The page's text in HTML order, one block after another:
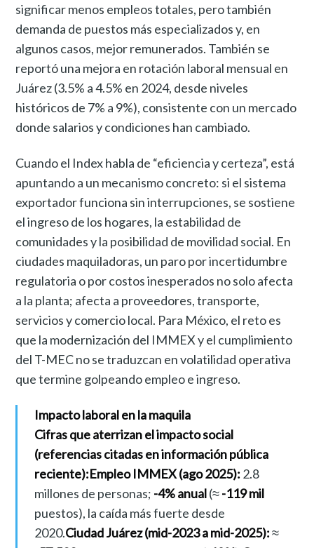
significar menos empleos totales, pero también
demanda de puestos más especializados y, en
algunos casos, mejor remunerados. También se
reportó una mejora en rotación laboral mensual en
Juárez (3.5% a 4.5% en 2024, desde niveles
históricos de 7% a 9%), consistente con un mercado
donde salarios y condiciones han cambiado.
Cuando el Index habla de “eficiencia y certeza”, está
apuntando a un mecanismo concreto: si el sistema
exportador funciona sin interrupciones, se sostiene
el ingreso de los hogares, la estabilidad de
comunidades y la posibilidad de movilidad social. En
ciudades maquiladoras, un paro por incertidumbre
regulatoria o por costos inesperados no solo afecta
a la planta; afecta a proveedores, transporte,
servicios y comercio local. Para México, el reto es
que la modernización del IMMEX y el cumplimiento
del T-MEC no se traduzcan en volatilidad operativa
que termine golpeando empleo e ingreso.
Impacto laboral en la maquila
Cifras que aterrizan el impacto social
(referencias citadas en información pública
reciente):Empleo IMMEX (ago 2025): 2.8
millones de personas; -4% anual(≈-119 mil
puestos), la caída más fuerte desde
2020.Ciudad Juárez (mid-2023 a mid-2025):≈